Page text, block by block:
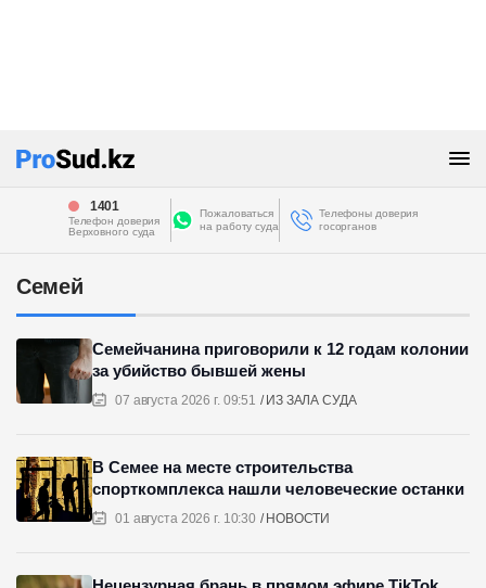
1401
Телефон доверия
Верховного суда
Пожаловаться
на работу суда
Телефоны доверия
госорганов
Семей
07 августа 2026 г. 09:51 ИЗ ЗАЛА СУДА
Семейчанина приговорили к 12 годам колонии
за убийство бывшей жены
01 августа 2026 г. 10:30 НОВОСТИ
В Семее на месте строительства
спорткомплекса нашли человеческие останки